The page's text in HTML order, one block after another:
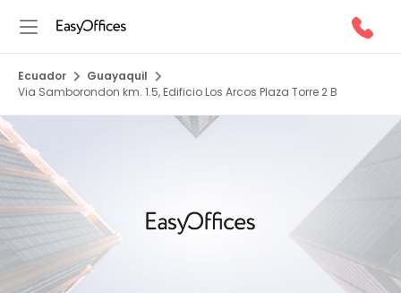
Ecuador
Guayaquil
Via Samborondon km. 1.5, Edificio Los Arcos Plaza Torre 2 B